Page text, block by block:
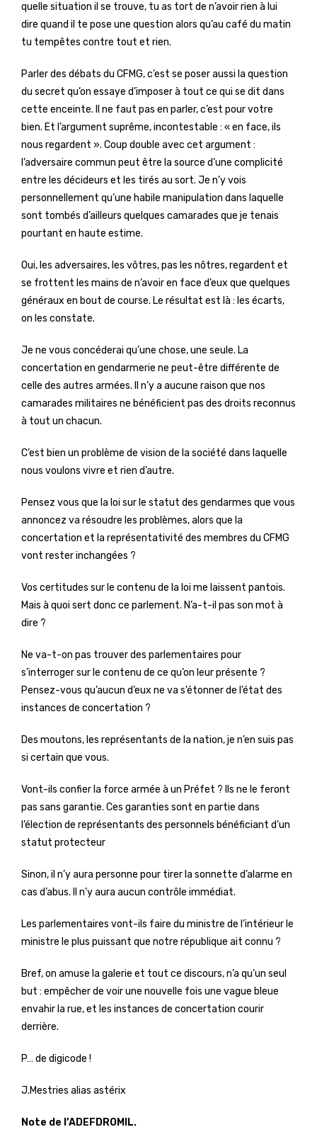
quelle situation il se trouve, tu as tort de n’avoir rien à lui
dire quand il te pose une question alors qu’au café du matin
tu tempêtes contre tout et rien.
Parler des débats du CFMG, c’est se poser aussi la question
du secret qu’on essaye d’imposer à tout ce qui se dit dans
cette enceinte. Il ne faut pas en parler, c’est pour votre
bien. Et l’argument suprême, incontestable : « en face, ils
nous regardent ». Coup double avec cet argument :
l’adversaire commun peut être la source d’une complicité
entre les décideurs et les tirés au sort. Je n’y vois
personnellement qu’une habile manipulation dans laquelle
sont tombés d’ailleurs quelques camarades que je tenais
pourtant en haute estime.
Oui, les adversaires, les vôtres, pas les nôtres, regardent et
se frottent les mains de n’avoir en face d’eux que quelques
généraux en bout de course. Le résultat est là : les écarts,
on les constate.
Je ne vous concéderai qu’une chose, une seule. La
concertation en gendarmerie ne peut-être différente de
celle des autres armées. Il n’y a aucune raison que nos
camarades militaires ne bénéficient pas des droits reconnus
à tout un chacun.
C’est bien un problème de vision de la société dans laquelle
nous voulons vivre et rien d’autre.
Pensez vous que la loi sur le statut des gendarmes que vous
annoncez va résoudre les problèmes, alors que la
concertation et la représentativité des membres du CFMG
vont rester inchangées ?
Vos certitudes sur le contenu de la loi me laissent pantois.
Mais à quoi sert donc ce parlement. N’a-t-il pas son mot à
dire ?
Ne va-t-on pas trouver des parlementaires pour
s’interroger sur le contenu de ce qu’on leur présente ?
Pensez-vous qu’aucun d’eux ne va s’étonner de l’état des
instances de concertation ?
Des moutons, les représentants de la nation, je n’en suis pas
si certain que vous.
Vont-ils confier la force armée à un Préfet ? Ils ne le feront
pas sans garantie. Ces garanties sont en partie dans
l’élection de représentants des personnels bénéficiant d’un
statut protecteur
Sinon, il n’y aura personne pour tirer la sonnette d’alarme en
cas d’abus. Il n’y aura aucun contrôle immédiat.
Les parlementaires vont-ils faire du ministre de l’intérieur le
ministre le plus puissant que notre république ait connu ?
Bref, on amuse la galerie et tout ce discours, n’a qu’un seul
but : empêcher de voir une nouvelle fois une vague bleue
envahir la rue, et les instances de concertation courir
derrière.
P… de digicode !
J.Mestries alias astérix
Note de l’ADEFDROMIL.